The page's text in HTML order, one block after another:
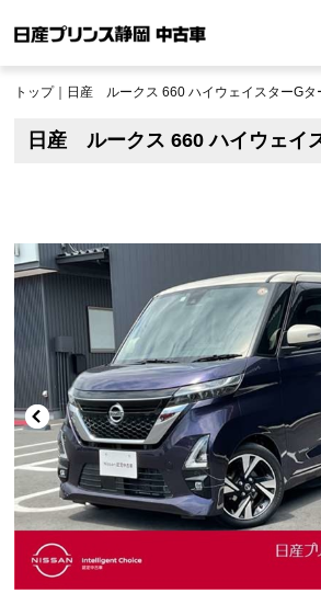
トップ｜日産 ルークス 660 ハイウェイスターGタ
日産 ルークス 660 ハイウェイ